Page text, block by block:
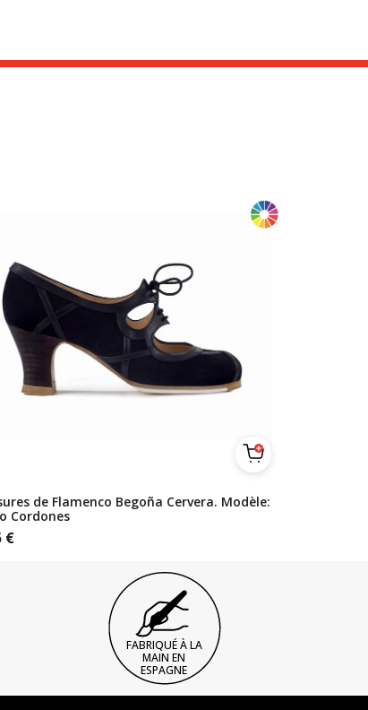
de Flamenco Begoña Cervera. Modèle:
Cordones
€
FABRIQUÉ À LA
MAIN EN
ESPAGNE